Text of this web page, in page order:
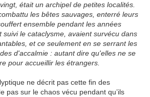
était un archipel de petites localités.
les bêtes sauvages, enterré leurs
ensemble pendant les années
suivi le cataclysme, avaient survécu dans
et ce seulement en se serrant les
d'accalmie : autant dire qu'elles ne se
pour accueillir les étrangers.
ne décrit pas cette fin des
pas sur le chaos vécu pendant qu’ils